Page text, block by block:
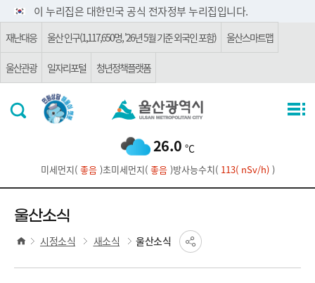
주요 메뉴로 건너뛰기
본문으로가기이 누리집은 대한민국 공식 전자정부 누리집입니다.
재난대응 울산 인구(1,117,650명, '26년 5월 기준 외국인 포함) 울산스마트맵
울산관광 일자리포털 청년정책플랫폼
26.0 ℃
미세먼지( 좋음)초미세먼지( 좋음)방사능수치(113( nSv/h) )
울산소식
시정소식 새소식 울산소식